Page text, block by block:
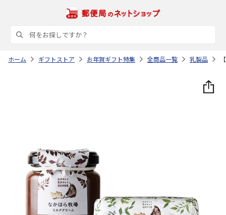
ホーム ギフトストア お年賀ギフト特集 全商品一覧 乳製品